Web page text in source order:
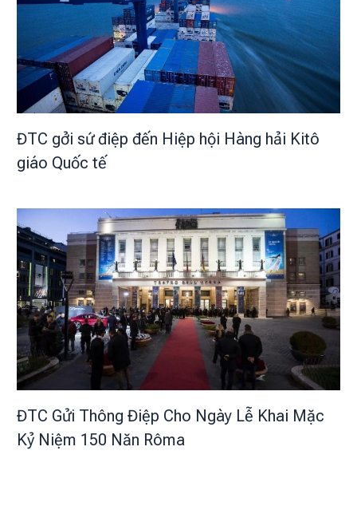
ĐTC gởi sứ điệp đến Hiệp hội Hàng hải Kitô
giáo Quốc tế
ĐTC Gửi Thông Điệp Cho Ngày Lễ Khai Mặc
Kỷ Niệm 150 Năn Rôma